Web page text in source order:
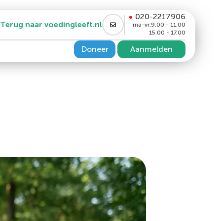
Terug naar voedingleeft.nl
020-2217906
ma-vr:9.00 - 11.00
15.00 - 17.00
remmer en/of GLP1
Doneer Aanmelden